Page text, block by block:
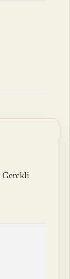
Gerekli